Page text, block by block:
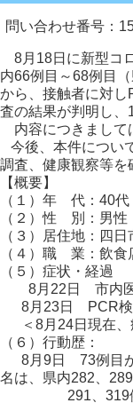
問い合わせ番号：
8月18日に新型コ
内66例目～68例目
から、接触者に対
査の結果が判明し、
内容につきまして
今後、本件につい
調査、健康観察等を
【概要】
（１）年 代：40代
（２）性 別：男性
（３）居住地：四日
（４）職 業：飲食
（５）症状・経過
8月22日 市内医
8月23日 PCR検
＜8月24日現在、
（６）行動歴：
8月9日 73例目が
名は、県内282、289
291、319例目